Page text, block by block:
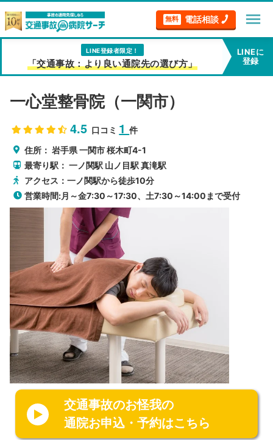
無料 電話相談 menu
LINE登録者限定！
「交通事故：より良い通院先の選び方」
LINEに
登録
一心堂整骨院（一関市）
4.5 口コミ 1件
住所：岩手県一関市桜木町4-1
最寄り駅：一ノ関駅 山ノ目駅 真滝駅
アクセス：一ノ関駅から徒歩10分
営業時間:月～金7:30～17:30、土7:30～14:00まで受付
交通事故のお怪我の
通院お申込・予約はこちら